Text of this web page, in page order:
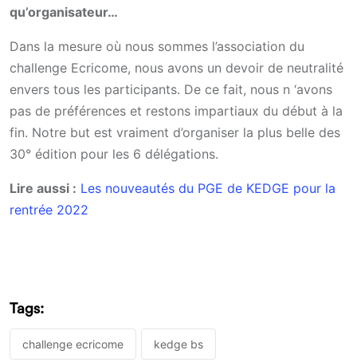
qu’organisateur…
Dans la mesure où nous sommes l’association du
challenge Ecricome, nous avons un devoir de neutralité
envers tous les participants. De ce fait, nous n ‘avons
pas de préférences et restons impartiaux du début à la
fin. Notre but est vraiment d’organiser la plus belle des
30° édition pour les 6 délégations.
Lire aussi : Les nouveautés du PGE de KEDGE pour la
rentrée 2022
Tags:
challenge ecricome kedge bs